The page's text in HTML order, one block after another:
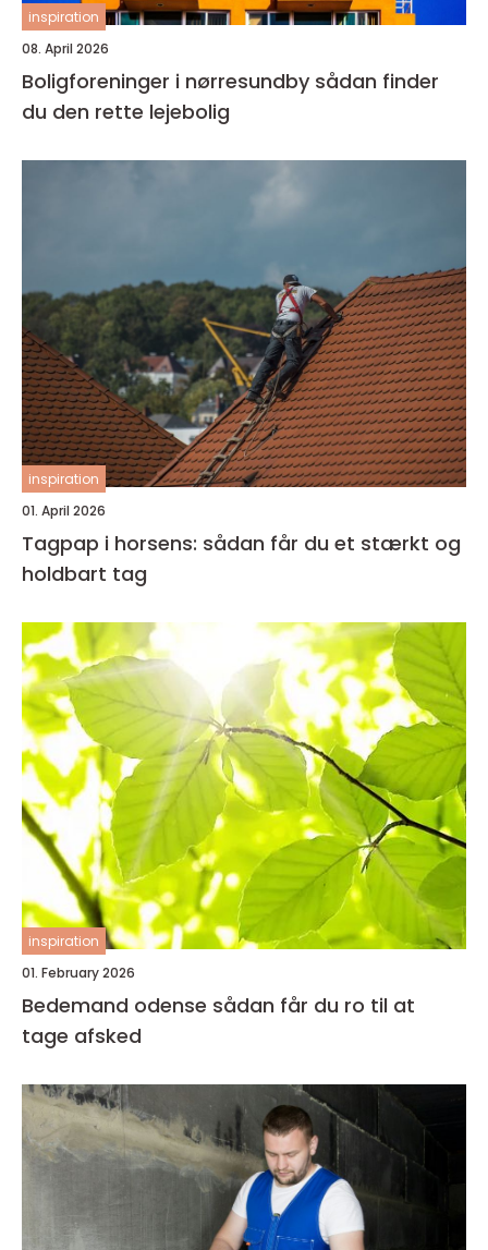
inspiration
08. April 2026
Boligforeninger i nørresundby sådan finder
du den rette lejebolig
inspiration
01. April 2026
Tagpap i horsens: sådan får du et stærkt og
holdbart tag
inspiration
01. February 2026
Bedemand odense sådan får du ro til at
tage afsked